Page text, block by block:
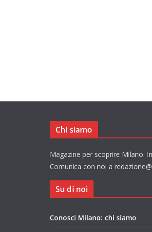
Chi siamo
Magazine per scoprire Milano.
Comunica con noi a
Su di noi
Conosci Milano: chi siamo